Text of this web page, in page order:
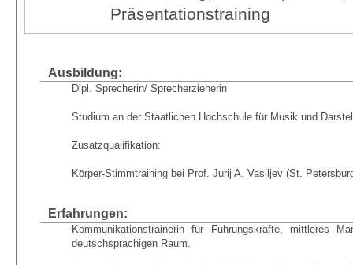
Präsentationstraining
Ausbildung:
Dipl. Sprecherin/ Sprecherzieherin
Studium an der Staatlichen Hochschule für Musik und
Zusatzqualifikation:
Körper-Stimmtraining bei Prof. Jurij A. Vasiljev (St.
Erfahrungen:
Kommunikationstrainerin für Führungskräfte, mittleres
deutschsprachigen Raum.